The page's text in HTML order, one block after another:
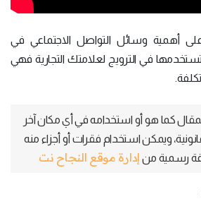
أهمية وسائل التواصل الاجتماعي في
في الترويج لعلامتك التجارية فهي
كما هو أو استخدامه في أي مكان آخر
ويمكن استخدام فقرات أو أجزاء منه
رسمية من إدارة موقع النجاح نت